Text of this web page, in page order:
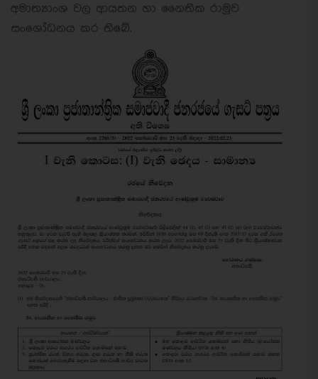
අමාත්‍යාංශ වල ආයතන හා නෛතික රාමුව
සංශෝධනය කර තිබේ.